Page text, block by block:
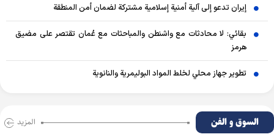
إيران تدعو إلى آلية أمنية إسلامية مشتركة لضمان أمن المنطقة
بقائي: لا محادثات مع واشنطن والمباحثات مع عُمان تقتصر على مضيق
هرمز
تطوير جهاز محلي لخلط المواد البوليمرية والنانوية
السوق و الفن المزید